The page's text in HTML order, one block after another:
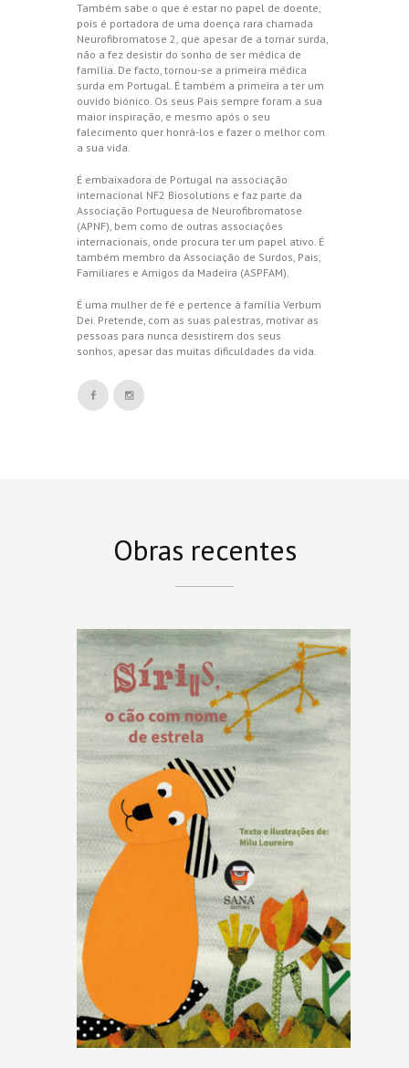
Também sabe o que é estar no papel de doente,
pois é portadora de uma doença rara chamada
Neurofibromatose 2, que apesar de a tornar surda,
não a fez desistir do sonho de ser médica de
família. De facto, tornou-se a primeira médica
surda em Portugal. É também a primeira a ter um
ouvido biónico. Os seus Pais sempre foram a sua
maior inspiração, e mesmo após o seu
falecimento quer honrá-los e fazer o melhor com
a sua vida.
É embaixadora de Portugal na associação
internacional NF2 Biosolutions e faz parte da
Associação Portuguesa de Neurofibromatose
(APNF), bem como de outras associações
internacionais, onde procura ter um papel ativo. É
também membro da Associação de Surdos, Pais,
Familiares e Amigos da Madeira (ASPFAM).
É uma mulher de fé e pertence à família Verbum
Dei. Pretende, com as suas palestras, motivar as
pessoas para nunca desistirem dos seus
sonhos, apesar das muitas dificuldades da vida.
Obras recentes